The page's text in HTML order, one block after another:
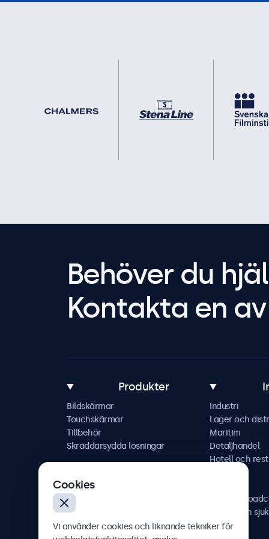
Behöver du
Kontakta en
Produkter
Bildskärmar
Touchskärmar
Tillbehör
Skräddarsydda lösningar
Industri
Lager och
Maritim
Detaljhandel
Hotell och
AV och
Hälso- och
Cookies
Vi använder cookies och liknande tekniker för